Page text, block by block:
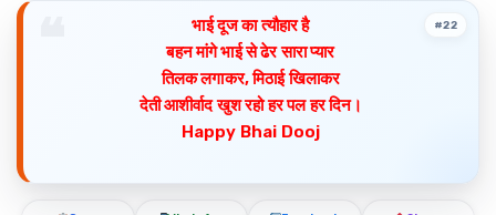
भाई दूज का त्यौहार है
बहन मांगे भाई से ढेर सारा प्यार
तिलक लगाकर, मिठाई खिलाकर
देती आशीर्वाद खुश रहो हर पल हर दिन।
Happy Bhai Dooj
#22